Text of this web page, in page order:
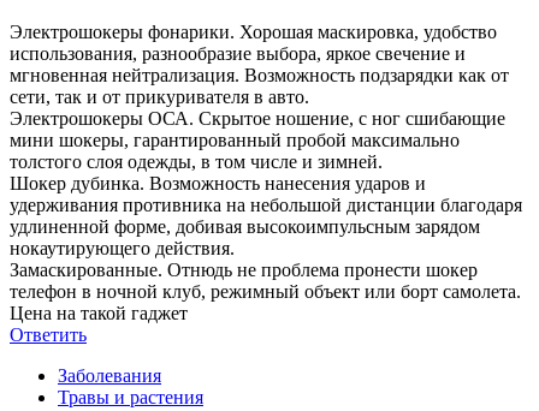
Электрошокеры фонарики. Хорошая маскировка, удобство
использования, разнообразие выбора, яркое свечение и
мгновенная нейтрализация. Возможность подзарядки как от
сети, так и от прикуривателя в авто.
Электрошокеры ОСА. Скрытое ношение, с ног сшибающие
мини шокеры, гарантированный пробой максимально
толстого слоя одежды, в том числе и зимней.
Шокер дубинка. Возможность нанесения ударов и
удерживания противника на небольшой дистанции благодаря
удлиненной форме, добивая высокоимпульсным зарядом
нокаутирующего действия.
Замаскированные. Отнюдь не проблема пронести шокер
телефон в ночной клуб, режимный объект или борт самолета.
Цена на такой гаджет
Ответить
Заболевания
Травы и растения